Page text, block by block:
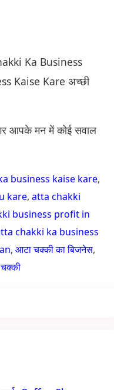
Ka Business
Kaise Kare अच्छी
आपके मन में कोई सवाल
business kaise kare,
kare, atta chakki
business profit in
chakki ka business
, आटा चक्की का बिजनेस,